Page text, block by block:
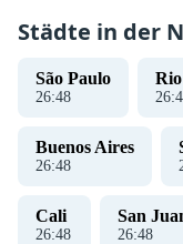
Städte in der
São Paulo
26:48 26:
Buenos Aires
26:48
Cali
26:48
San
26:48